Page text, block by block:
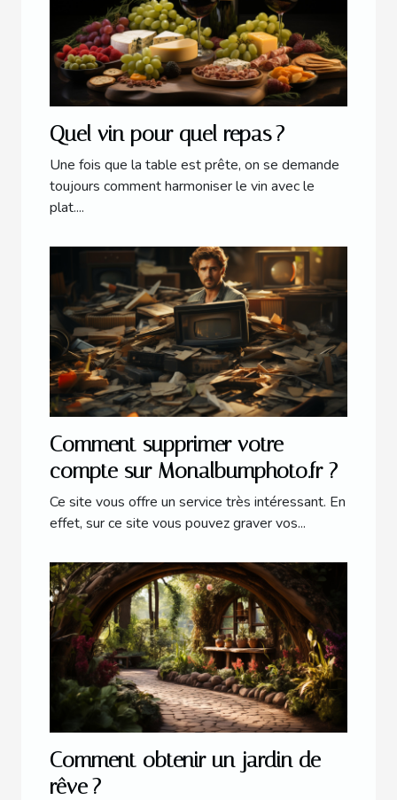
Quel vin pour quel repas ?
Une fois que la table est prête, on se demande
toujours comment harmoniser le vin avec le
plat....
Comment supprimer votre
compte sur Monalbumphoto.fr ?
Ce site vous offre un service très intéressant. En
effet, sur ce site vous pouvez graver vos...
Comment obtenir un jardin de
rêve ?